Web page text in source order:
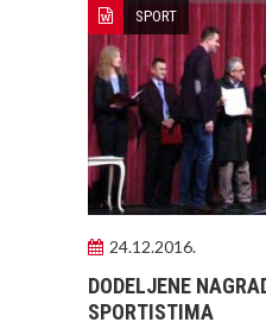
SPORT
24.12.2016.
DODELJENE
SPORTISTIMA